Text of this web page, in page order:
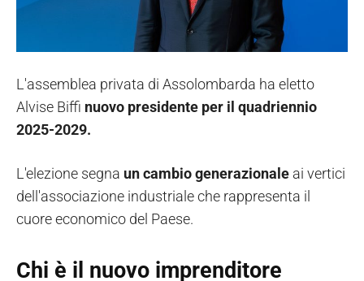
L'assemblea privata di Assolombarda ha eletto
Alvise Biffi nuovo presidente per il quadriennio
2025-2029.
L'elezione segna un cambio generazionale ai vertici
dell'associazione industriale che rappresenta il
cuore economico del Paese.
Chi è il nuovo imprenditore